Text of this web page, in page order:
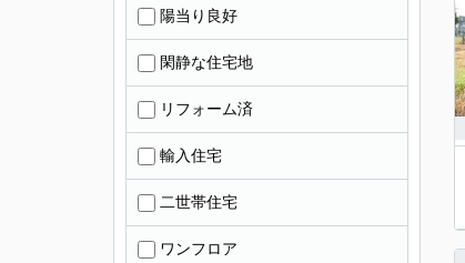
陽当り良好
閑静な住宅地
リフォーム済
輸入住宅
二世帯住宅
ワンフロア